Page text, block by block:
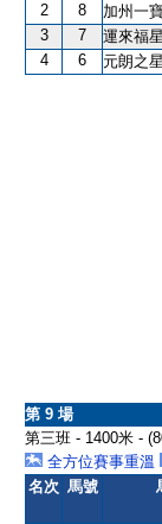
2
8 加州一
3
7 運來福星
4
6 元朗之星
第 9 場
第三班 - 1400米 -
全方位賽事重溫
名次 馬號